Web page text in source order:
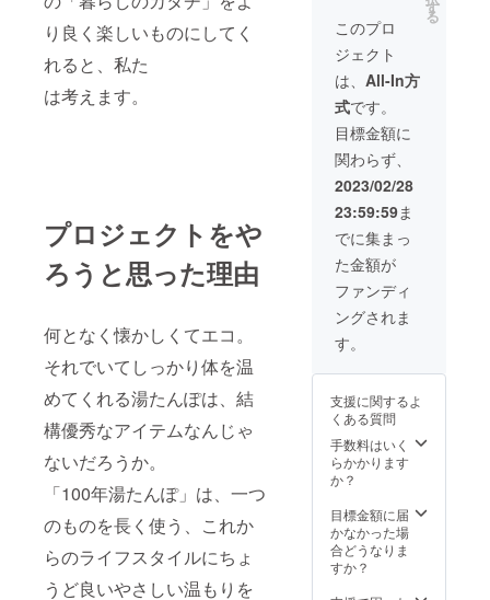
り良く楽しいものにしてく
れると、私た
は考えます。
プロジェクトをや
ろうと思った理由
何となく懐かしくてエコ。
それでいてしっかり体を温
めてくれる湯たんぽは、結
構優秀なアイテムなんじゃ
ないだろうか。
「100年湯たんぽ」は、一つ
のものを長く使う、これか
らのライフスタイルにちょ
うど良いやさしい温もりを
います。
Φ230×
H200m
m（使
用時）
材質：
表面/
ウール
100%
中面/綿
100%
重量：
約190g
カラー3
色：グ
レー/オ
レン
ジ、
ベー
リー
ンク/グ
レー
す
る
このプロ
ジェクト
は、 All-In方
式です。
目標金額に
関わらず、
2023/02/28
23:59:59ま
でに集まっ
た金額が
ファンディ
ングされま
す。
支援に関するよ
くある質問
手数料はいく
らかかります
か？
目標金額に届
かなかった場
合どうなりま
すか？